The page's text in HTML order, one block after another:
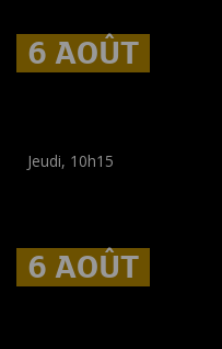
6 AOÛT
6 AOÛT
6 AOÛT
Jeudi, 10h15
6 AOÛT
6 AOÛT
6 AOÛT